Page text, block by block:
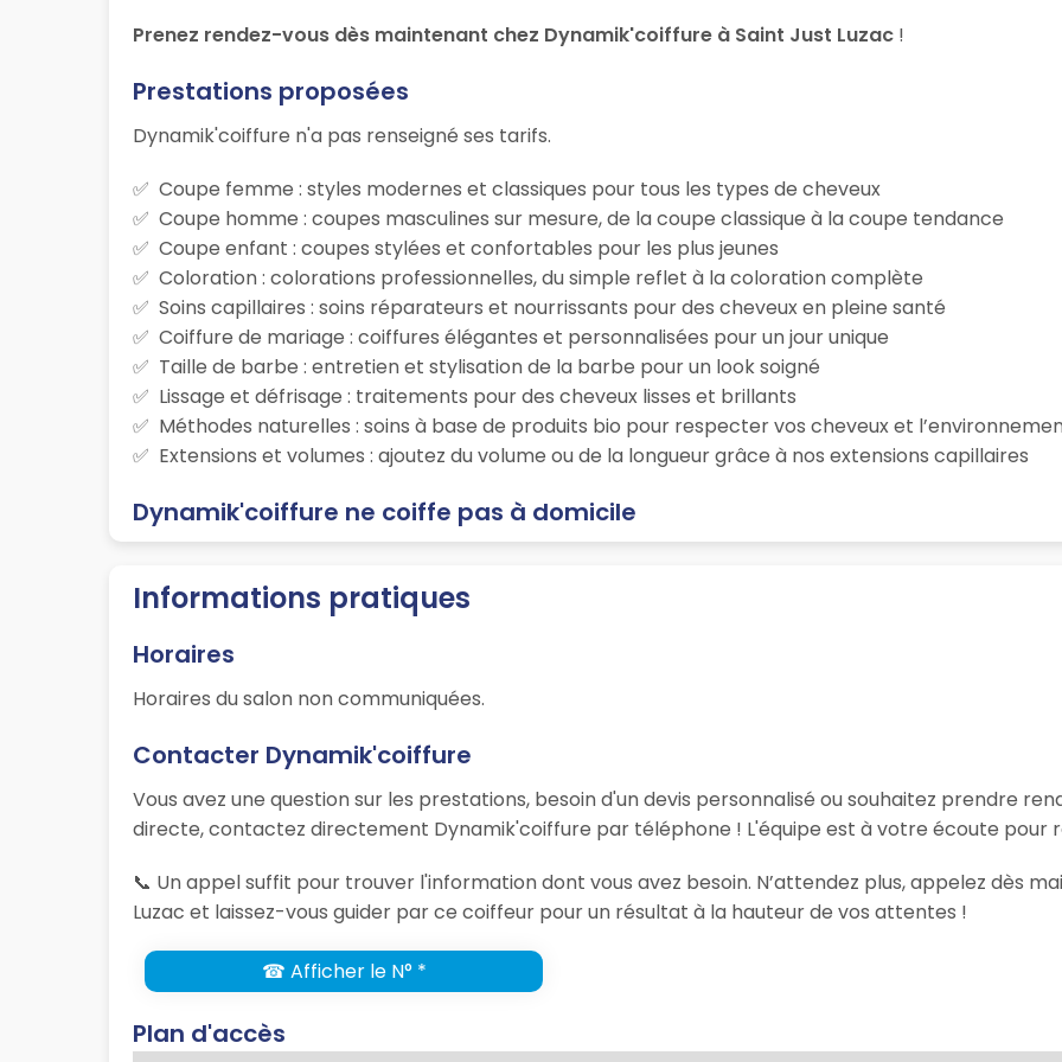
Prenez rendez-vous dès maintenant chez Dynamik'coiffure à Saint Just Luzac !
Prestations proposées
Dynamik'coiffure n'a pas renseigné ses tarifs.
Coupe femme : styles modernes et classiques pour tous les types de cheveux
Coupe homme : coupes masculines sur mesure, de la coupe classique à la coupe tendance
Coupe enfant : coupes stylées et confortables pour les plus jeunes
Coloration : colorations professionnelles, du simple reflet à la coloration complète
Soins capillaires : soins réparateurs et nourrissants pour des cheveux en pleine santé
Coiffure de mariage : coiffures élégantes et personnalisées pour un jour unique
Taille de barbe : entretien et stylisation de la barbe pour un look soigné
Lissage et défrisage : traitements pour des cheveux lisses et brillants
Méthodes naturelles : soins à base de produits bio pour respecter vos cheveux et
Extensions et volumes : ajoutez du volume ou de la longueur grâce à nos extensions capillaires
Dynamik'coiffure ne coiffe pas à domicile
Informations pratiques
Horaires
Horaires du salon non communiquées.
Contacter Dynamik'coiffure
Vous avez une question sur les prestations, besoin d'un devis personnalisé ou souhaitez prendre
directe, contactez directement Dynamik'coiffure par téléphone ! L'équipe est à votre écoute pour
📞 Un appel suffit pour trouver l'information dont vous avez besoin. N’attendez plus, appelez dès
Luzac et laissez-vous guider par ce coiffeur pour un résultat à la hauteur de vos attentes !
☎ Afficher le N° *
Plan d'accès